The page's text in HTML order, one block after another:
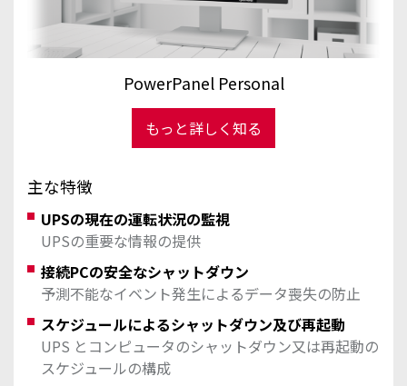
PowerPanel Personal
もっと詳しく知る
主な特徴
UPSの現在の運転状況の監視
UPSの重要な情報の提供
接続PCの安全なシャットダウン
予測不能なイベント発生によるデータ喪失の防止
スケジュールによるシャットダウン及び再起動
UPS とコンピュータのシャットダウン又は再起動の
スケジュールの構成